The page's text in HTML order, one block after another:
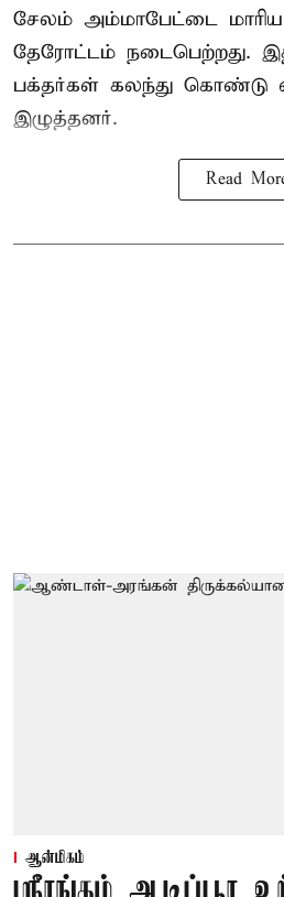
சேலம் அம்மாபேட்டை
தேரோட்டம் நடைபெற்றது.
பக்தர்கள் கலந்து கொண்டு
இழுத்தனர்.
Read
ஆன்மிகம்